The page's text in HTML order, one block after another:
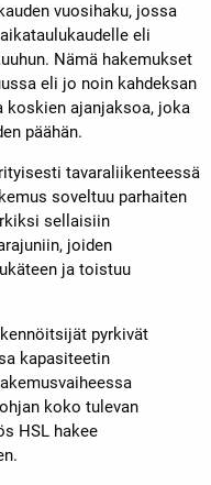
vuosihaku, jossa
eli
Nämä hakemukset
eli jo noin kahdeksan
koskien ajanjaksoa, joka
päähän.
tavaraliikenteessä
soveltuu parhaiten
sellaisiin
joiden
ja toistuu
pyrkivät
kapasiteetin
koko tulevan
HSL hakee